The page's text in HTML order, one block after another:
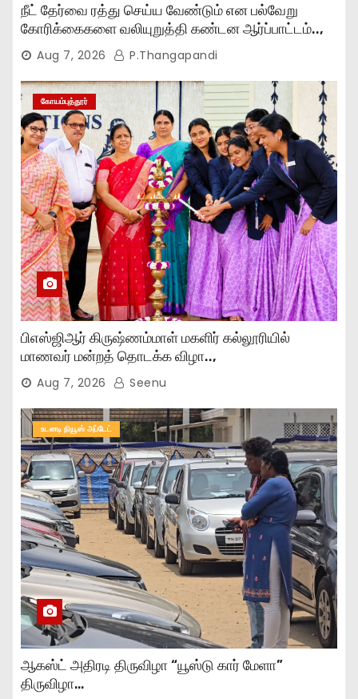
நீட் தேர்வை ரத்து செய்ய வேண்டும் என பல்வேறு
கோரிக்கைகளை வலியுறுத்தி கண்டன ஆர்ப்பாட்டம்..,
Aug 7, 2026 P.Thangapandi
கோயம்புத்தூர்
பிஎஸ்ஜிஆர் கிருஷ்ணம்மாள் மகளிர் கல்லூரியில்
மாணவர் மன்றத் தொடக்க விழா..,
Aug 7, 2026 Seenu
உடனடி நியூஸ் அப்டேட்
ஆகஸ்ட் அதிரடி திருவிழா “யூஸ்டு கார் மேளா”
திருவிழா…